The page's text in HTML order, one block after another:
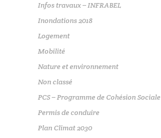
Infos travaux – INFRABEL
Inondations 2018
Logement
Mobilité
Nature et environnement
Non classé
PCS – Programme de Cohésion Sociale
Permis de conduire
Plan Climat 2030